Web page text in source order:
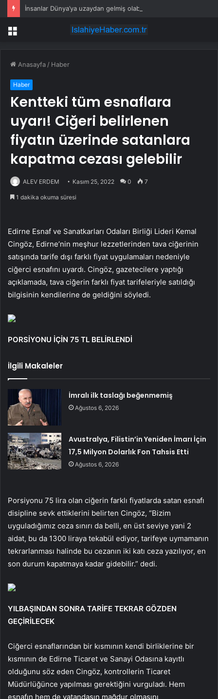
Menü
Anasayfa / Haber
Haber
Kentteki tüm esnaflara
uyarı! Ciğeri belirlenen
fiyatın üzerinde satanlara
kapatma cezası gelebilir
ALEV ERDEM Kasım 25, 2022 0 7
1 dakika okuma süresi
Edirne Esnaf ve Sanatkarları Odaları Birliği Lideri Kemal
Cingöz, Edirne’nin meşhur lezzetlerinden tava ciğerinin
satışında tarife dışı farklı fiyat uygulamaları nedeniyle
ciğerci esnafını uyardı. Cingöz, gazetecilere yaptığı
açıklamada, tava ciğerin farklı fiyat tarifeleriyle satıldığı
bilgisinin kendilerine de geldiğini söyledi.
PORSİYONU İÇİN 75 TL BELİRLENDİ
İlgili Makaleler
İmralı ilk taslağı beğenmemiş
Ağustos 6, 2026
Avustralya, Filistin’in Yeniden İmarı İçin
17,5 Milyon Dolarlık Fon Tahsis Etti
Ağustos 6, 2026
Porsiyonu 75 lira olan ciğerin farklı fiyatlarda satan esnafı
disipline sevk ettiklerini belirten Cingöz, “Bizim
uyguladığımız ceza sınırı da belli, en üst seviye yani 2
aidat, bu da 1300 liraya tekabül ediyor, tarifeye uymamanın
tekrarlanması halinde bu cezanın iki katı ceza yazılıyor, en
son durum kapatmaya kadar gidebilir.” dedi.
YILBAŞINDAN SONRA TARİFE TEKRAR GÖZDEN
GEÇİRİLECEK
Ciğerci esnaflarından bir kısmının kendi birliklerine bir
kısmının de Edirne Ticaret ve Sanayi Odasına kayıtlı
olduğunu söz eden Cingöz, kontrollerin Ticaret
Müdürlüğünce yapılması gerektiğini vurguladı. Hem
esnafın hem de vatandaşın mağdur olmasını